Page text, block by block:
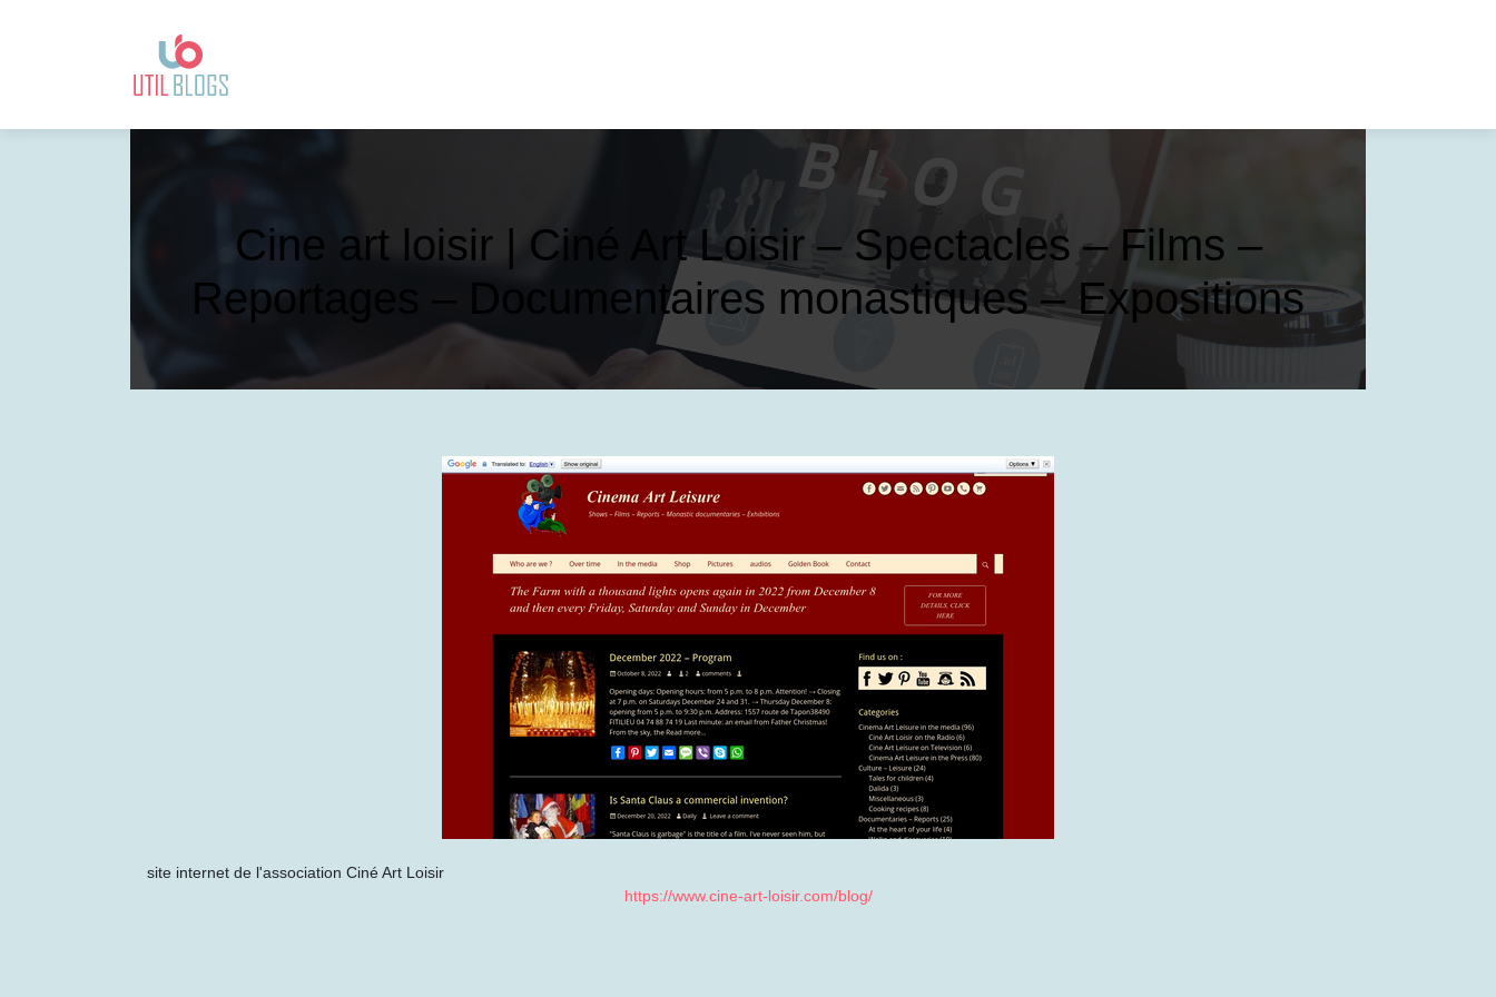
Cine art loisir | Ciné Art Loisir – Spectacles – Films –
Reportages – Documen­tai­res monastiques – Expositions
site internet de l'association Ciné Art Loisir
https://www.cine-art-loisir.com/blog/